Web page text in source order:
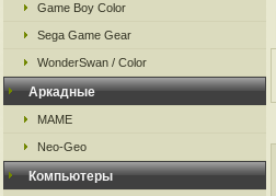
Game Boy Color
Sega Game Gear
WonderSwan / Color
Аркадные
MAME
Neo-Geo
Компьютеры